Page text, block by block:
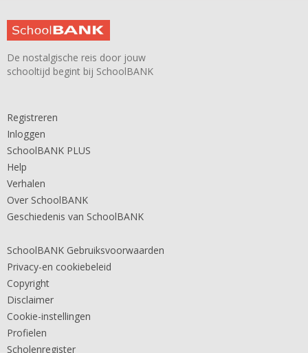
De nostalgische reis door jouw
schooltijd begint bij SchoolBANK
Registreren
Inloggen
SchoolBANK PLUS
Help
Verhalen
Over SchoolBANK
Geschiedenis van SchoolBANK
SchoolBANK Gebruiksvoorwaarden
Privacy-en cookiebeleid
Copyright
Disclaimer
Cookie-instellingen
Profielen
Scholenregister